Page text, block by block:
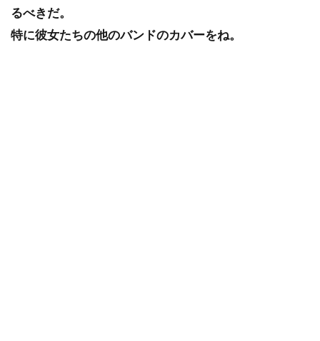
るべきだ。
特に彼女たちの他のバンドのカバーをね。